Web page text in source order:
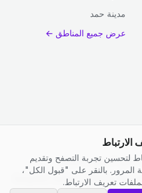
لتحسين تجربة التصفح وتقديم
بالنقر على "قبول الكل"،
تعريف الارتباط.
مدينة حمد
عرض جميع المناطق ←
سياسة الخصوصية
والأحكام